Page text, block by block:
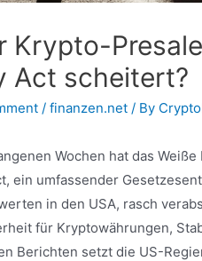
Krypto-
Act scheitert?
/finanzen.net / By
Wochen hat das
ein umfassender
in den USA, rasch
für Kryptowährungen,
Berichten setzt die US-